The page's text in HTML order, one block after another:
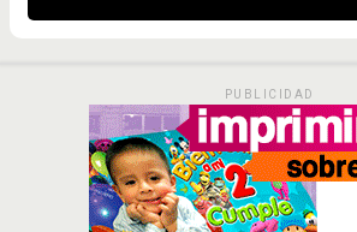
PUBLICIDAD